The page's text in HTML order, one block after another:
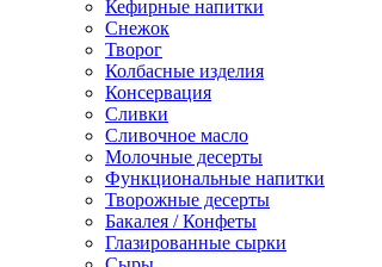
Кефирные напитки
Снежок
Творог
Колбасные изделия
Консервация
Сливки
Сливочное масло
Молочные десерты
Функциональные напитки
Творожные десерты
Бакалея / Конфеты
Глазированные сырки